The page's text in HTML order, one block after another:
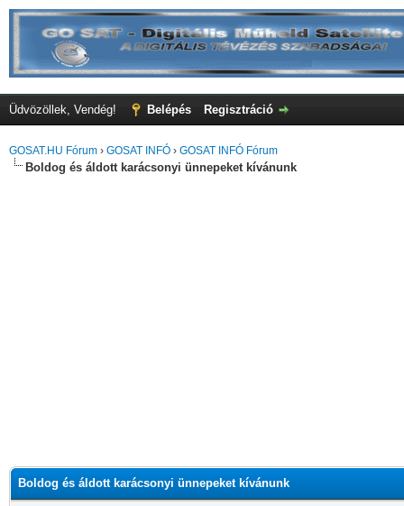
Üdvözöllek, Vendég! Belépés Regisztráció
GOSAT.HU Fórum › GOSAT INFÓ › GOSAT INFÓ Fórum
Boldog és áldott karácsonyi ünnepeket kívánunk
Boldog és áldott karácsonyi ünnepeket kívánunk